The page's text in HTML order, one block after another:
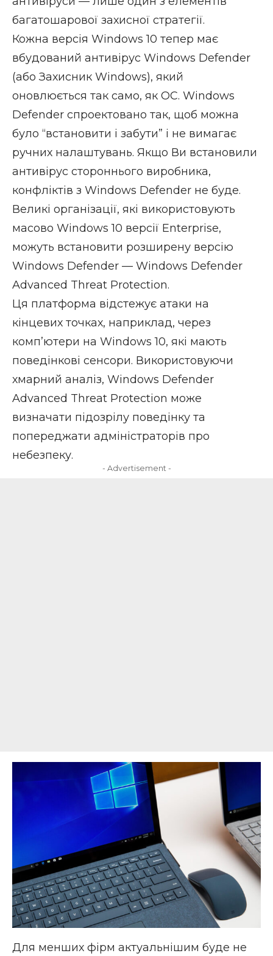
багатошарової захисної стратегії.
Кожна версія Windows 10 тепер має
вбудований антивірус Windows Defender
(або Захисник Windows), який
оновлюється так само, як ОС. Windows
Defender спроектовано так, щоб можна
було “встановити і забути” і не вимагає
ручних налаштувань. Якщо Ви встановили
антивірус стороннього виробника,
конфліктів з Windows Defender не буде.
Великі організації, які використовують
масово Windows 10 версії Enterprise,
можуть встановити розширену версію
Windows Defender — Windows Defender
Advanced Threat Protection.
Ця платформа відстежує атаки на
кінцевих точках, наприклад, через
комп’ютери на Windows 10, які мають
поведінкові сенсори. Використовуючи
хмарний аналіз, Windows Defender
Advanced Threat Protection може
визначати підозрілу поведінку та
попереджати адміністраторів про
небезпеку.
- Advertisement -
Для менших фірм актуальнішим буде не